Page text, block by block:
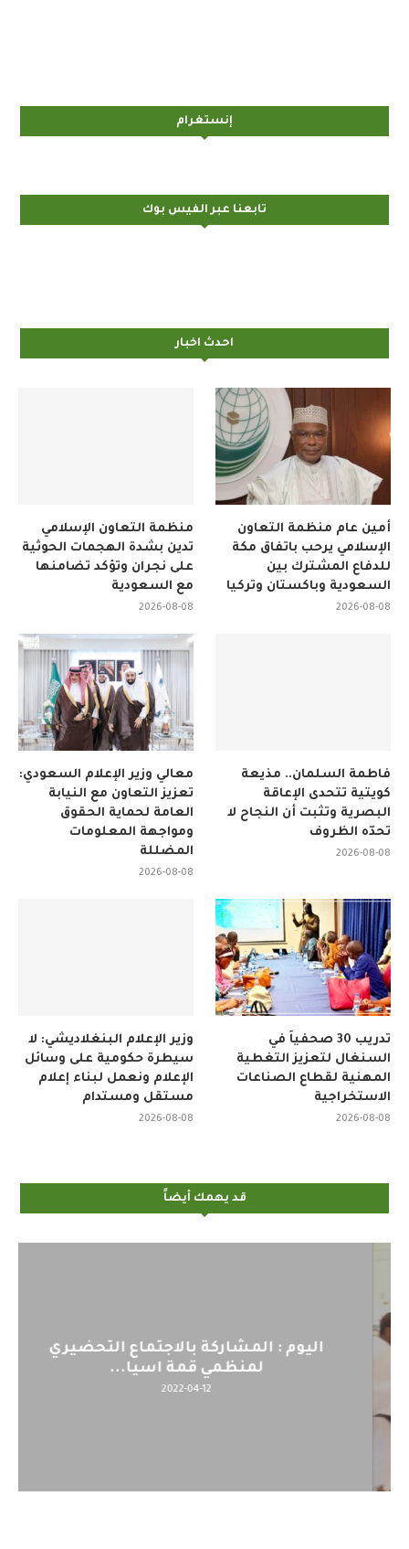
إنستغرام
تابعنا عبر الفيس بوك
احدث اخبار
منظمة التعاون الإسلامي
تدين بشدة الهجمات الحوثية
على نجران وتؤكد تضامنها
مع السعودية
2026-08-08
أمين عام منظمة التعاون
الإسلامي يرحب باتفاق مكة
للدفاع المشترك بين
السعودية وباكستان وتركيا
2026-08-08
معالي وزير الإعلام السعودي:
تعزيز التعاون مع النيابة
العامة لحماية الحقوق
ومواجهة المعلومات
المضللة
2026-08-08
فاطمة السلمان.. مذيعة
كويتية تتحدى الإعاقة
البصرية وتثبت أن النجاح لا
تحدّه الظروف
2026-08-08
وزير الإعلام البنغلاديشي: لا
سيطرة حكومية على وسائل
الإعلام ونعمل لبناء إعلام
مستقل ومستدام
2026-08-08
تدريب 30 صحفياً في
السنغال لتعزيز التغطية
المهنية لقطاع الصناعات
الاستخراجية
2026-08-08
قد يهمك أيضاً
اليوم : المشاركة بالاجتماع التحضيري
لمنظمي قمة اسيا...
2022-04-12